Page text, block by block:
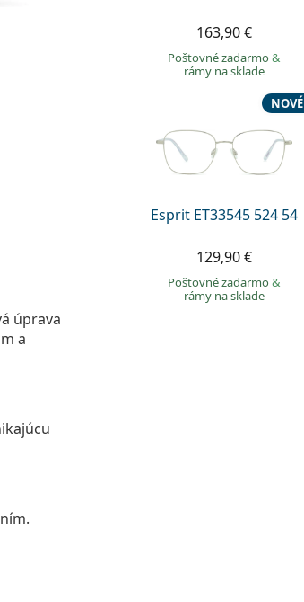
163,90 €
Poštovné zadarmo&
rámy na sklade
Esprit ET33545 524 54
NOVÉ
129,90 €
Poštovné zadarmo&
rámy na sklade
úprava
a